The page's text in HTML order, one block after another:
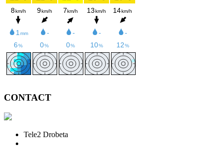
CONTACT
Tele2 Drobeta